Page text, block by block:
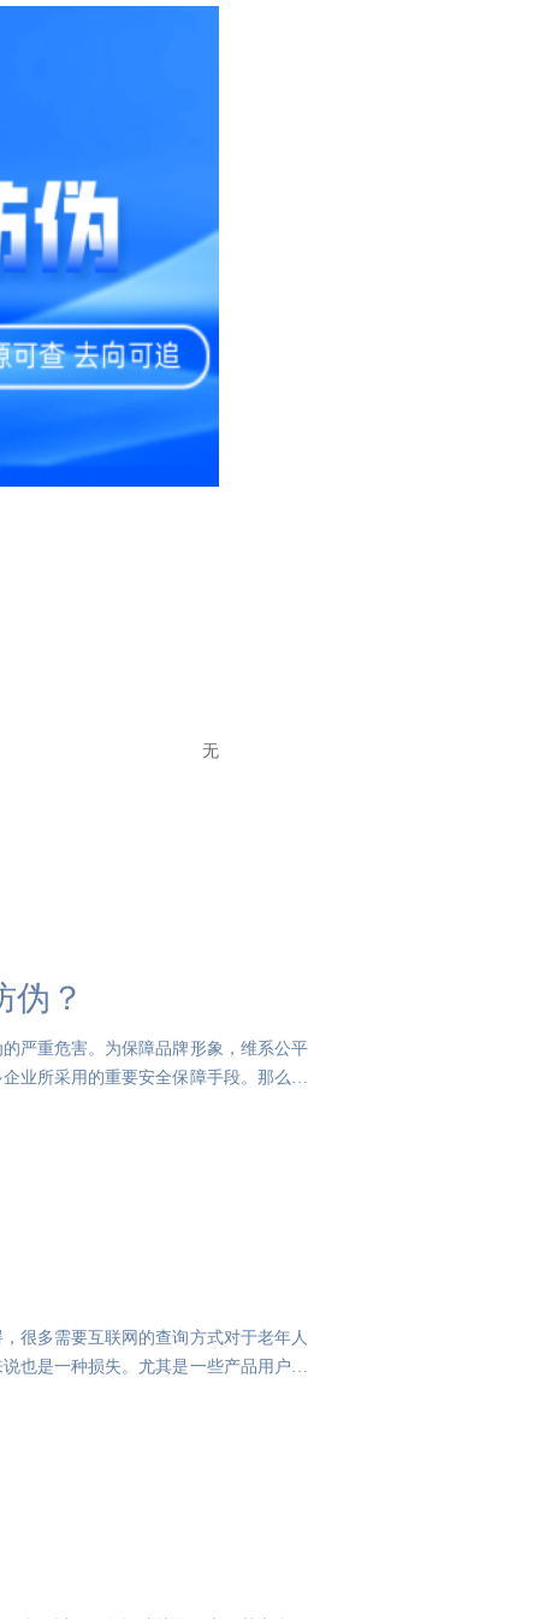
无
伪？
严重危害。为保障品牌形象，维系公平
业所采用的重要安全保障手段。那么，
很多需要互联网的查询方式对于老年人
也是一种损失。尤其是一些产品用户群